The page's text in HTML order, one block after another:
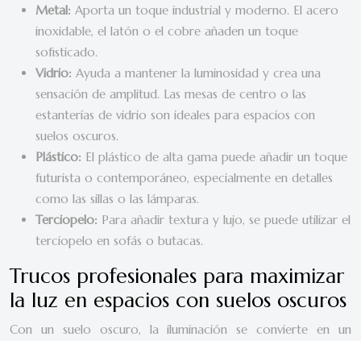
Metal: Aporta un toque industrial y moderno. El acero
inoxidable, el latón o el cobre añaden un toque
sofisticado.
Vidrio: Ayuda a mantener la luminosidad y crea una
sensación de amplitud. Las mesas de centro o las
estanterías de vidrio son ideales para espacios con
suelos oscuros.
Plástico: El plástico de alta gama puede añadir un toque
futurista o contemporáneo, especialmente en detalles
como las sillas o las lámparas.
Terciopelo: Para añadir textura y lujo, se puede utilizar el
terciopelo en sofás o butacas.
Trucos profesionales para maximizar
la luz en espacios con suelos oscuros
Con un suelo oscuro, la iluminación se convierte en un